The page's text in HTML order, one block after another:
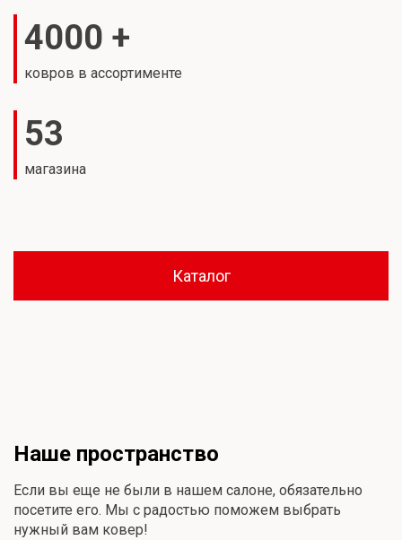
4000 +
ковров в ассортименте
53
магазина
Каталог
Наше пространство
Если вы еще не были в нашем салоне, обязательно
посетите его. Мы с радостью поможем выбрать
нужный вам ковер!